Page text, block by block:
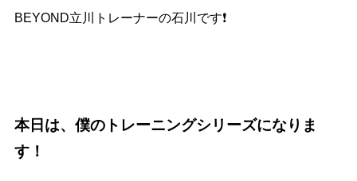
BEYOND立川トレーナーの石川です❗️
本日は、僕のトレーニングシリーズになりま
す！